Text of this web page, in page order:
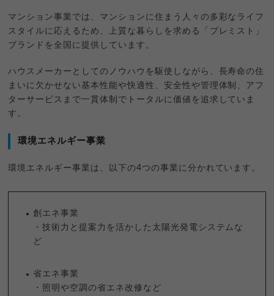
マンション事業では、マンションに住まう人々の多彩なライフ
スタイルに応えるため、上質な暮らしを求める「プレミスト」
ブランドを全国に提供しています。
ハウスメーカーとしてのノウハウを駆使しながら、長寿命の住
まいに欠かせない基本性能や快適性、安全性や管理体制、アフ
ターサービスまで一貫体制でトータルに価値を追求していま
す。
環境エネルギー事業
環境エネルギー事業は、以下の4つの事業に分かれています。
創エネ事業
・技術力と提案力を活かした太陽光発電システムな
ど
省エネ事業
・照明や空調の省エネ改修など